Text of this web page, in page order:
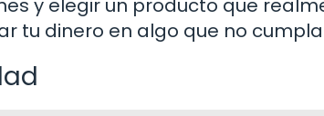
y elegir un producto que
tu dinero en algo que no